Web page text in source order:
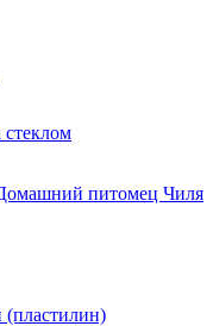
стеклом
питомец Чиля